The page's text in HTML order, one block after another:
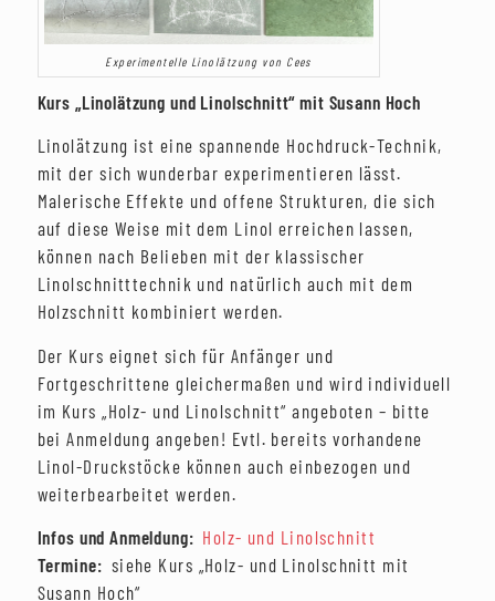
Experimentelle Linolätzung von Cees
Kurs „Linolätzung und Linolschnitt“ mit Susann Hoch
Linolätzung ist eine spannende Hochdruck-Technik,
mit der sich wunderbar experimentieren lässt.
Malerische Effekte und offene Strukturen, die sich
auf diese Weise mit dem Linol erreichen lassen,
können nach Belieben mit der klassischer
Linolschnitttechnik und natürlich auch mit dem
Holzschnitt kombiniert werden.
Der Kurs eignet sich für Anfänger und
Fortgeschrittene gleichermaßen und wird individuell
im Kurs „Holz- und Linolschnitt“ angeboten – bitte
bei Anmeldung angeben! Evtl. bereits vorhandene
Linol-Druckstöcke können auch einbezogen und
weiterbearbeitet werden.
Infos und Anmeldung: Holz- und Linolschnitt
Termine: siehe Kurs „Holz- und Linolschnitt mit
Susann Hoch“